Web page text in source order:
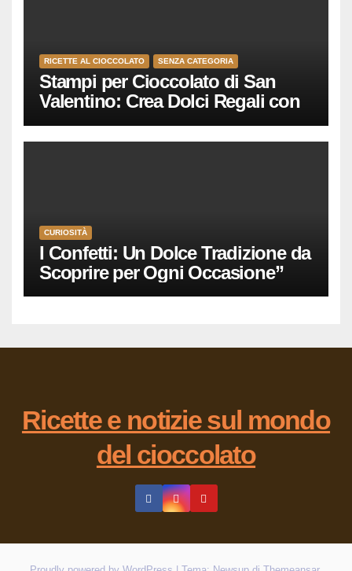
RICETTE AL CIOCCOLATO SENZA CATEGORIA
Stampi per Cioccolato di San
Valentino: Crea Dolci Regali con
Amore
CURIOSITÀ
I Confetti: Un Dolce Tradizione da
Scoprire per Ogni Occasione”
Ricette e notizie sul mondo
del cioccolato